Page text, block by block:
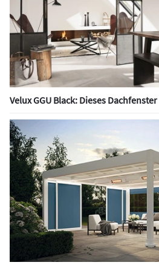
Velux GGU Black: Dieses